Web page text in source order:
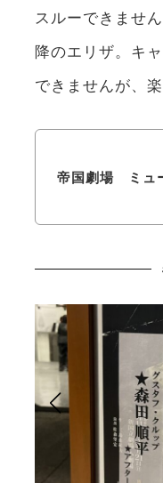
スルーできませ
降のエリザ。キ
できませんが、
帝国劇場 ミュ